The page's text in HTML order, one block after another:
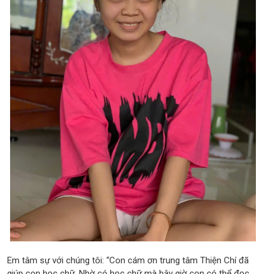
Em tâm sự với chúng tôi: “Con cám ơn trung tâm Thiện Chí đã